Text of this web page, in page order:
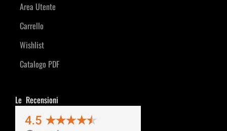
Area Utente
Carrello
Wishlist
Catalogo PDF
Le Recensioni